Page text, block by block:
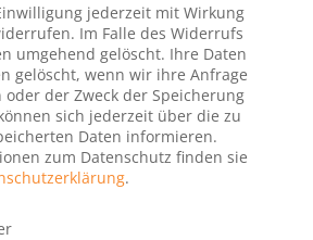
jederzeit mit Wirkung
Im Falle des Widerrufs
umgehend gelöscht. Ihre Daten
gelöscht, wenn wir ihre Anfrage
der Zweck der Speicherung
sich jederzeit über die zu
Daten informieren.
zum Datenschutz finden sie
.